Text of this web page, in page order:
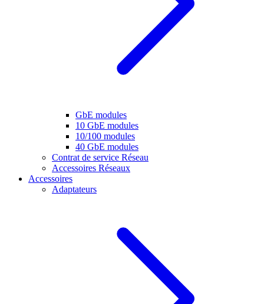
GbE modules
10 GbE modules
10/100 modules
40 GbE modules
Contrat de service Réseau
Accessoires Réseaux
Accessoires
Adaptateurs